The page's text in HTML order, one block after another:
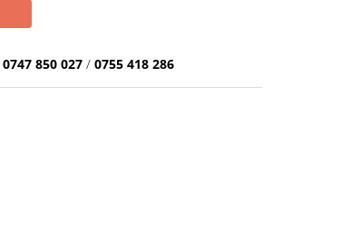
0747 850 027 / 0755 418 286